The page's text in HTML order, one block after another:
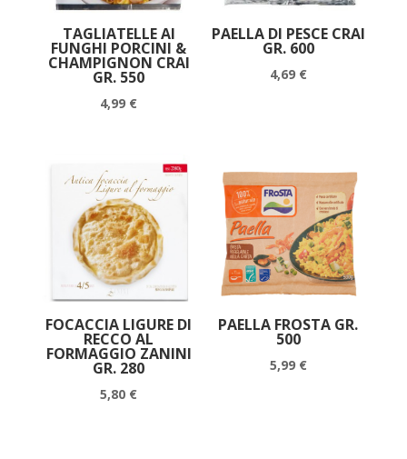
TAGLIATELLE AI
FUNGHI PORCINI &
CHAMPIGNON CRAI
GR. 550
4,99 €
PAELLA DI PESCE CRAI
GR. 600
4,69 €
FOCACCIA LIGURE DI
RECCO AL
FORMAGGIO ZANINI
GR. 280
5,80 €
PAELLA FROSTA GR.
500
5,99 €